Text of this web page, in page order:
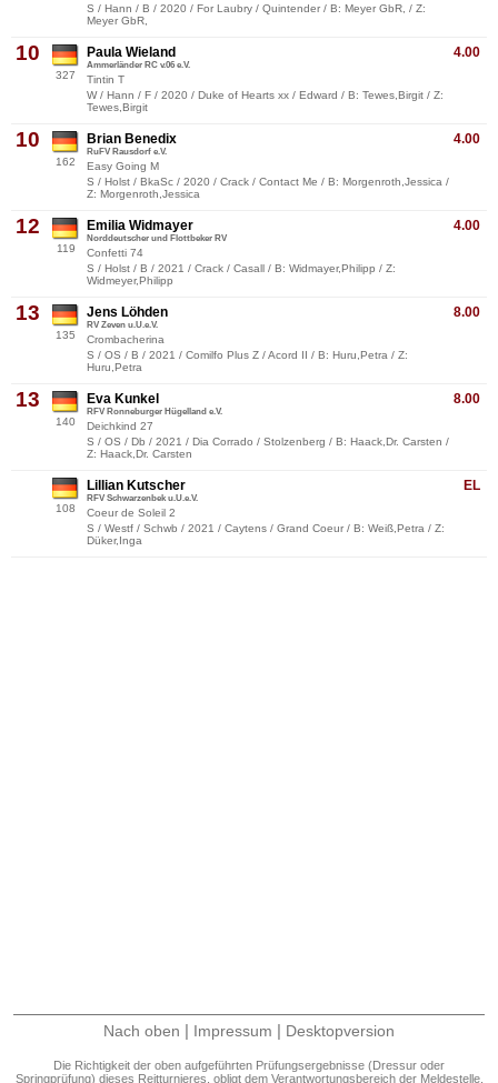
S / Hann / B / 2020 / For Laubry / Quintender / B: Meyer GbR, / Z:
Meyer GbR,
10
327
4.00
Paula Wieland
Ammerländer RC v.06 e.V.
Tintin T
W / Hann / F / 2020 / Duke of Hearts xx / Edward / B: Tewes,Birgit / Z:
Tewes,Birgit
10
162
4.00
Brian Benedix
RuFV Rausdorf e.V.
Easy Going M
S / Holst / BkaSc / 2020 / Crack / Contact Me / B: Morgenroth,Jessica /
Z: Morgenroth,Jessica
12
119
4.00
Emilia Widmayer
Norddeutscher und Flottbeker RV
Confetti 74
S / Holst / B / 2021 / Crack / Casall / B: Widmayer,Philipp / Z:
Widmeyer,Philipp
13
135
8.00
Jens Löhden
RV Zeven u.U.e.V.
Crombacherina
S / OS / B / 2021 / Comilfo Plus Z / Acord II / B: Huru,Petra / Z:
Huru,Petra
13
140
8.00
Eva Kunkel
RFV Ronneburger Hügelland e.V.
Deichkind 27
S / OS / Db / 2021 / Dia Corrado / Stolzenberg / B: Haack,Dr. Carsten /
Z: Haack,Dr. Carsten
108
EL
Lillian Kutscher
RFV Schwarzenbek u.U.e.V.
Coeur de Soleil 2
S / Westf / Schwb / 2021 / Caytens / Grand Coeur / B: Weiß,Petra / Z:
Düker,Inga
Nach oben | Impressum | Desktopversion
Die Richtigkeit der oben aufgeführten Prüfungsergebnisse (Dressur oder
Springprüfung) dieses Reitturnieres, obligt dem Verantwortungsbereich der Meldestelle.